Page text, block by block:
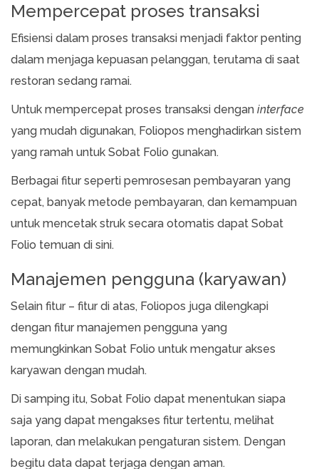
Mempercepat proses transaksi
Efisiensi dalam proses transaksi menjadi faktor penting
dalam menjaga kepuasan pelanggan, terutama di saat
restoran sedang ramai.
Untuk mempercepat proses transaksi dengan interface
yang mudah digunakan, Foliopos menghadirkan sistem
yang ramah untuk Sobat Folio gunakan.
Berbagai fitur seperti pemrosesan pembayaran yang
cepat, banyak metode pembayaran, dan kemampuan
untuk mencetak struk secara otomatis dapat Sobat
Folio temuan di sini.
Manajemen pengguna (karyawan)
Selain fitur – fitur di atas, Foliopos juga dilengkapi
dengan fitur manajemen pengguna yang
memungkinkan Sobat Folio untuk mengatur akses
karyawan dengan mudah.
Di samping itu, Sobat Folio dapat menentukan siapa
saja yang dapat mengakses fitur tertentu, melihat
laporan, dan melakukan pengaturan sistem. Dengan
begitu data dapat terjaga dengan aman.